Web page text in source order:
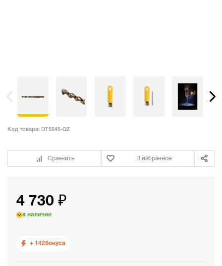
Код товара: DT5545-QZ
Сравнить В избранное
4 730 ₽
в наличии
+ 142бонуса